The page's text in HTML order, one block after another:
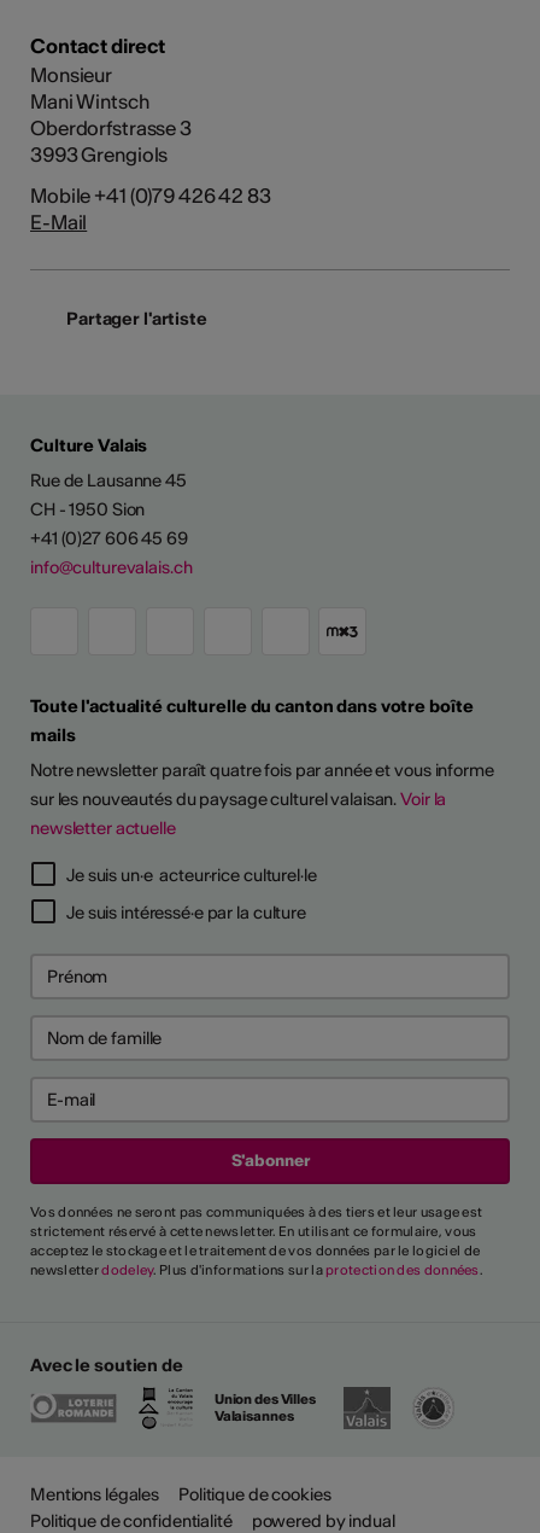
D'ARTISTES
Contact direct
Monsieur
Mani Wintsch
Oberdorfstrasse 3
3993 Grengiols
Mobile +41 (0)79 426 42 83
E-Mail
Partager l'artiste
Culture Valais
Rue de Lausanne 45
CH - 1950 Sion
+41 (0)27 606 45 69
info@culturevalais.ch
Toute l'actualité culturelle du canton dans votre boîte
mails
Notre newsletter paraît quatre fois par année et vous informe
sur les nouveautés du paysage culturel valaisan.Voir la
newsletter actuelle
Je suis un·e acteur·rice culturel·le
Je suis intéressé·e par la culture
Vos données ne seront pas communiquées à des tiers et leur usage est
strictement réservé à cette newsletter. En utilisant ce formulaire, vous
acceptez le stockage et le traitement de vos données par le logiciel de
newsletterdodeley. Plus d'informations sur la protection des données.
Avec le soutien de
Union des Villes
Valaisannes
Mentions légales
Politique de cookies
Politique de confidentialité
powered by indual